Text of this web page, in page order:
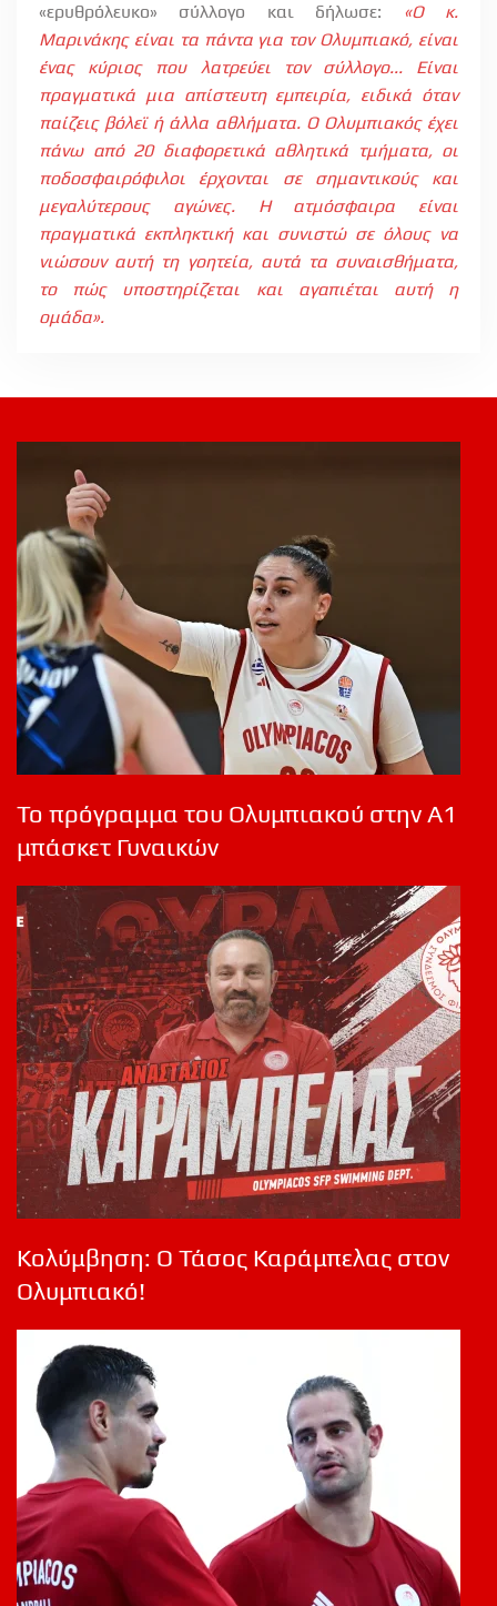
«ερυθρόλευκο» σύλλογο και δήλωσε: «Ο κ.
Μαρινάκης είναι τα πάντα για τον Ολυμπιακό, είναι
ένας κύριος που λατρεύει τον σύλλογο... Είναι
πραγματικά μια απίστευτη εμπειρία, ειδικά όταν
παίζεις βόλεϊ ή άλλα αθλήματα. Ο Ολυμπιακός έχει
πάνω από 20 διαφορετικά αθλητικά τμήματα, οι
ποδοσφαιρόφιλοι έρχονται σε σημαντικούς και
μεγαλύτερους αγώνες. Η ατμόσφαιρα είναι
πραγματικά εκπληκτική και συνιστώ σε όλους να
νιώσουν αυτή τη γοητεία, αυτά τα συναισθήματα,
το πώς υποστηρίζεται και αγαπιέται αυτή η
ομάδα».
Το πρόγραμμα του Ολυμπιακού στην Α1
μπάσκετ Γυναικών
Κολύμβηση: Ο Τάσος Καράμπελας στον
Ολυμπιακό!